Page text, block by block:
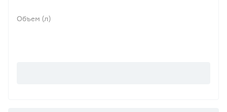
Объем (л)